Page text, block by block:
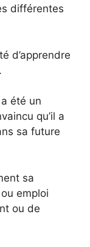
différentes
d’apprendre
été un
qu’il a
sa future
sa
emploi
ou de